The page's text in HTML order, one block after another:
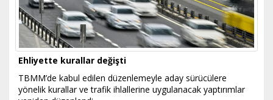
Ehliyette kurallar değişti
TBMM’de kabul edilen düzenlemeyle aday sürücülere
yönelik kurallar ve trafik ihlallerine uygulanacak yaptırımlar